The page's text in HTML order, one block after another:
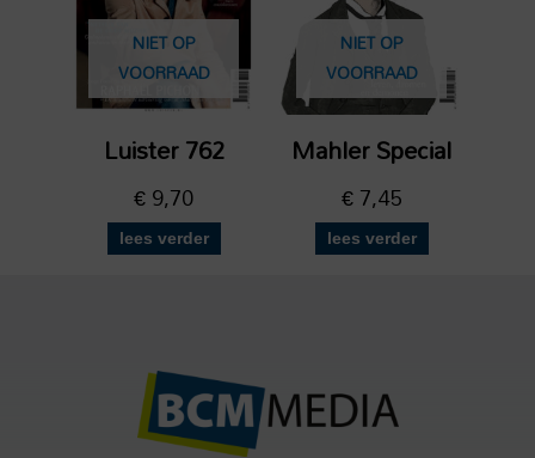
NIET OP
VOORRAAD
Luister 762
€9,70
lees verder
NIET OP
VOORRAAD
Mahler Special
€7,45
lees verder